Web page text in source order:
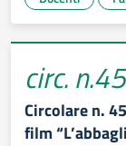
circ.
Circolare n.
film